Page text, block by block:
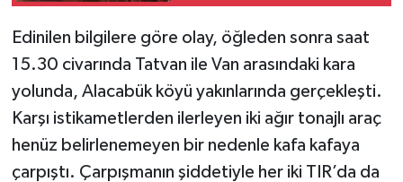
Edinilen bilgilere göre olay, öğleden sonra saat
15.30 civarında Tatvan ile Van arasındaki kara
yolunda, Alacabük köyü yakınlarında gerçekleşti.
Karşı istikametlerden ilerleyen iki ağır tonajlı araç
henüz belirlenemeyen bir nedenle kafa kafaya
çarpıştı. Çarpışmanın şiddetiyle her iki TIR’da da